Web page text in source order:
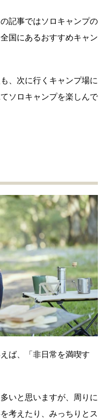
記事ではソロキャンプの
国にあるおすすめキャン
、次に行くキャンプ場に
ソロキャンプを楽しんで
ば、「非日常を満喫す
いと思いますが、周りに
考えたり、みっちりとス